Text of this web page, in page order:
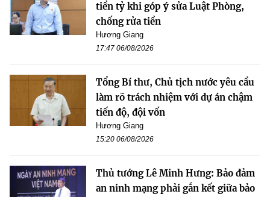
tiền tỷ khi góp ý sửa Luật Phòng,
chống rửa tiền
Hương Giang
17:47 06/08/2026
Tổng Bí thư, Chủ tịch nước yêu cầu
làm rõ trách nhiệm với dự án chậm
tiến độ, đội vốn
Hương Giang
15:20 06/08/2026
Thủ tướng Lê Minh Hưng: Bảo đảm
an ninh mạng phải gắn kết giữa bảo